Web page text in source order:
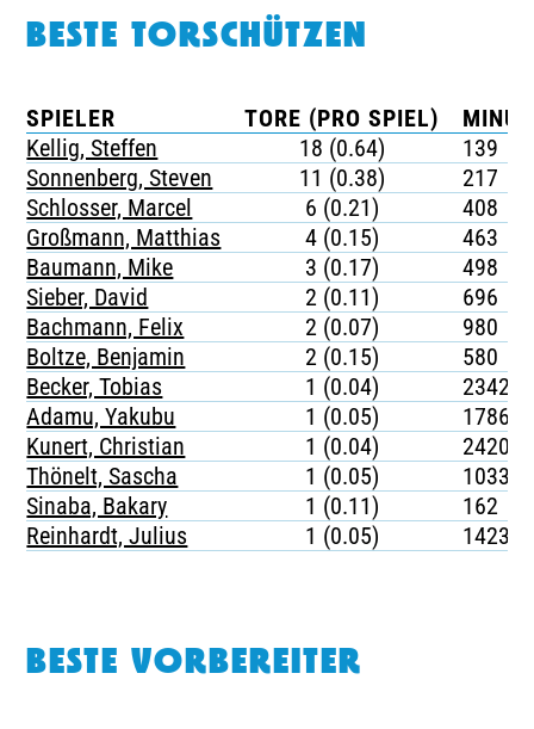
BESTE TORSCHÜTZEN
SPIELER TORE (PRO SPIEL)
Kellig, Steffen
18 (0.64)
139
Sonnenberg, Steven
11 (0.38)
217
Schlosser, Marcel
6 (0.21)
408
Großmann, Matthias
4 (0.15)
463
Baumann, Mike
3 (0.17)
498
Sieber, David
2 (0.11)
696
Bachmann, Felix
2 (0.07)
980
Boltze, Benjamin
2 (0.15)
580
Becker, Tobias
1 (0.04)
2342
Adamu, Yakubu
1 (0.05)
1786
Kunert, Christian
1 (0.04)
2420
Thönelt, Sascha
1 (0.05)
1033
Sinaba, Bakary
1 (0.11)
162
Reinhardt, Julius
1 (0.05) 1423
BESTE VORBEREITER